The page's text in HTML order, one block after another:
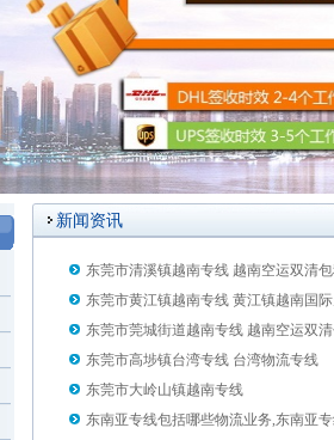
新闻资讯
东莞市清溪镇越南专线 越南空运双清
东莞市黄江镇越南专线 黄江镇越南国
东莞市莞城街道越南专线 越南空运双
东莞市高埗镇台湾专线 台湾物流专线
东莞市大岭山镇越南专线
东南亚专线包括哪些物流业务,东南亚